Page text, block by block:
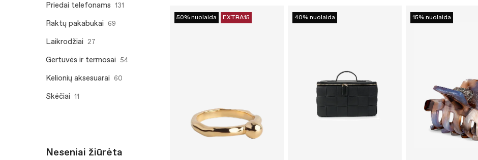
Priedai telefonams 131
Raktų pakabukai 69
Laikrodžiai 27
Gertuvės ir termosai 54
Kelionių aksesuarai 60
Skėčiai 11
Neseniai žiūrėta
50% nuolaida EXTRA15 40% nuolaida 15% nuolaida